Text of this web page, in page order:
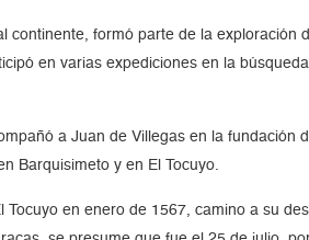
continente, formó parte de la exploración
en varias expediciones en la
a Juan de Villegas en la fundación
Barquisimeto y en El Tocuyo.
en enero de 1567, camino a su